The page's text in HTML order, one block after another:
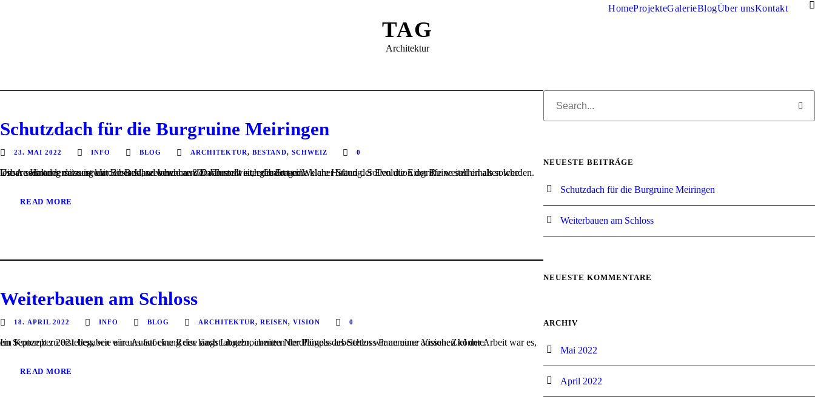
HomeProjekteGalerieBlogÜber unsKontakt
TAG
Architektur
Schutzdach für die Burgruine Meiringen
23. MAI 2022 INFO BLOG ARCHITEKTUR, BESTAND, SCHWEIZ 0
Die Auseinandersetzung mit Bestand, welcher ca. 800 Jahre alt ist, erfordert eine klare Haltung. Sollen die Eingriffe weiterhin als solche lesbar sein oder müssen wir den Bestand bewahren. Dann stellt sich die Frage: Welcher Stand der Evolution der Ruine soll erhalten werden. Unsere Haltung dazu ist klar: über Jahre wurde an dem Turm weitergebaut und...
READ MORE
Weiterbauen am Schloss
18. APRIL 2022 INFO BLOG ARCHITEKTUR, REISEN, VISION 0
Im September 2021 begaben wir uns auf eine Reise nach Litauen, inmitten der Pampas arbeiteten wir an einer Vision. Ziel der Arbeit war es, ein Konzept zu erstellen, wie eine Aufstockung des längst abgebrochenen Nordflügels des Schloss Panemune aussehen könnte.
READ MORE
NEUESTE BEITRÄGE
Schutzdach für die Burgruine Meiringen
Weiterbauen am Schloss
NEUESTE KOMMENTARE
ARCHIV
Mai 2022
April 2022